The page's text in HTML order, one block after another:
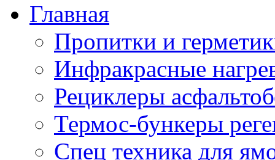
Главная
Пропитки и
Инфракрасные
Рециклеры
Термос-бункеры
Спец техника для